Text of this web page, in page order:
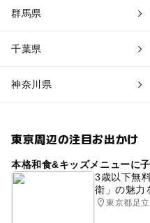
群馬県
千葉県
神奈川県
東京周辺の注目お出かけ
本格和食&キッズメニューに
3歳以下無
衛」の魅力
東京都足